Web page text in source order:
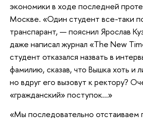
экономики в ходе последней
Москве. «Один студент все-таки
транспарант, — пояснил Ярослав
даже написал журнал «The New
студент отказался назвать в
фамилию, сказав, что Вышка хоть и
но вдруг его вызовут к ректору?
«гражданский» поступок…»
«Мы последовательно отстаиваем